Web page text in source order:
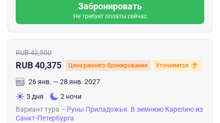
Забронировать
Не требует оплаты сейчас
RUB 42,500
RUB 40,375 Цена раннего бронирования Уточняется
26 янв. — 28 янв. 2027
3 дня
2 ночи
Вариант тура – Руны Приладожья. В зимнюю Карелию из
Санкт-Петербурга